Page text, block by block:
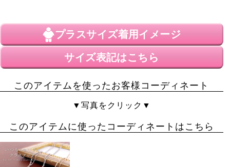
購入者
50代 女性
投稿日
モデルさんのサイズを参考にして、3Lレッドを買いまし
正直素材や着た感じがどうなのか？不安でしたが生地も
サイズが大きいし、私の体型も大きいけれど試着した
ら、思っていたよりも体のラインがでず、デブデブしさ
が感じないお洋服でとっても気に入りました。
購入して良かったです。
プラスサイズ着用イメージ
サイズ表記はこちら
このアイテムを使ったお客様コーディネート
▼写真をクリック▼
このアイテムに使ったコーディネートはこちら